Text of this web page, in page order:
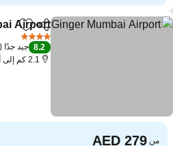
مشاركة
Airport
8.2 جيد جدًا
2.1 كم إلى أندهيري E
من